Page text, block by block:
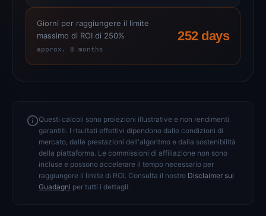
Giorni per raggiungere il limite
massimo di ROI di 250%
approx. 8 months
252 days
Questi calcoli sono proiezioni illustrative e non rendimenti
garantiti. I risultati effettivi dipendono dalle condizioni di
mercato, dalle prestazioni dell'algoritmo e dalla sostenibilità
della piattaforma. Le commissioni di affiliazione non sono
incluse e possono accelerare il tempo necessario per
raggiungere il limite di ROI. Consulta il nostro Disclaimer sui
Guadagni per tutti i dettagli.